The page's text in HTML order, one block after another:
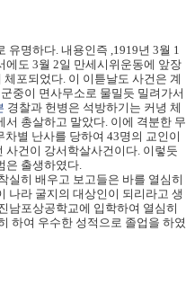
유명하다. 내용인즉 ,1919년 3월 1
에도 3월 2일 만세시위운동에 앞장
체포되었다. 이 이튿날도 사건은 계
중이 면사무소로 물밀듯 밀려가서
경찰과 헌병은 석방하기는 커녕 체
총살하고 말았다. 이에 격분한 무
별 난사를 당하여 43명의 교인이
사건이 강서학살사건이다. 이렇듯
은 출생하였다.
실히 배우고 보고들은 바를 열심히
나라 굴지의 대상인이 되리라고 생
남포상공학교에 입학하여 열심히
하여 우수한 성적으로 졸업을 하였